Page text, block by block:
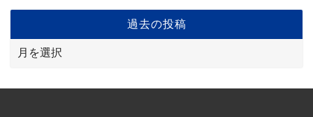
過去の投稿